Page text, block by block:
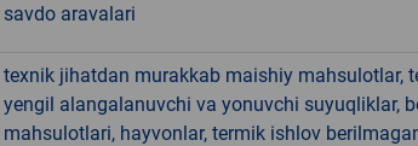
savdo aravalari
texnik jihatdan murakkab maishiy mahsulotlar,
yengil alangalanuvchi va yonuvchi suyuqliklar,
mahsulotlari, hayvonlar, termik ishlov